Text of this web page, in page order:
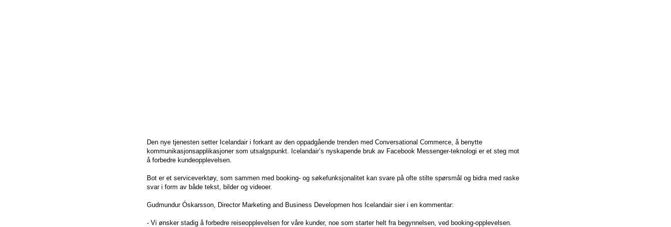
Den nye tjenesten setter Icelandair i forkant av den oppadgående trenden med Conversational Commerce, å benytte
kommunikasjonsapplikasjoner som utsalgspunkt. Icelandair’s nyskapende bruk av Facebook Messenger-teknologi er et steg mot
å forbedre kundeopplevelsen.
Bot er et serviceverktøy, som sammen med booking- og søkefunksjonalitet kan svare på ofte stilte spørsmål og bidra med raske
svar i form av både tekst, bilder og videoer.
Gudmundur Óskarsson, Director Marketing and Business Developmen hos Icelandair sier i en kommentar:
- Vi ønsker stadig å forbedre reiseopplevelsen for våre kunder, noe som starter helt fra begynnelsen, ved booking-opplevelsen.